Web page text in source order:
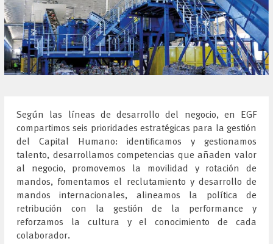
Según las líneas de desarrollo del negocio, en EGF
compartimos seis prioridades estratégicas para la gestión
del Capital Humano: identificamos y gestionamos
talento, desarrollamos competencias que añaden valor
al negocio, promovemos la movilidad y rotación de
mandos, fomentamos el reclutamiento y desarrollo de
mandos internacionales, alineamos la política de
retribución con la gestión de la performance y
reforzamos la cultura y el conocimiento de cada
colaborador.